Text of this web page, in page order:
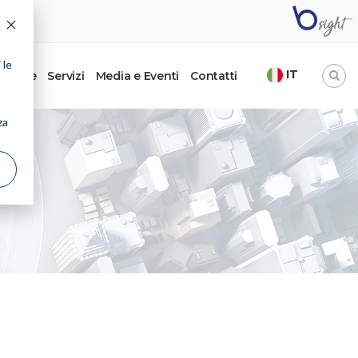
le
Servizi Media e Eventi Contatti IT